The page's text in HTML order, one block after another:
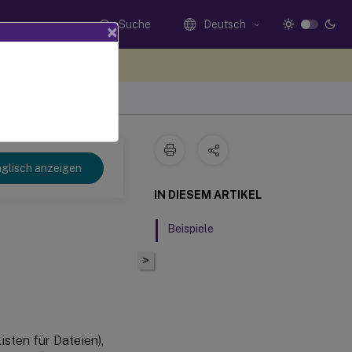
Suche Deutsch
anzeigen
für Dateien),
>
IN DIESEM ARTIKEL
Beispiele
×